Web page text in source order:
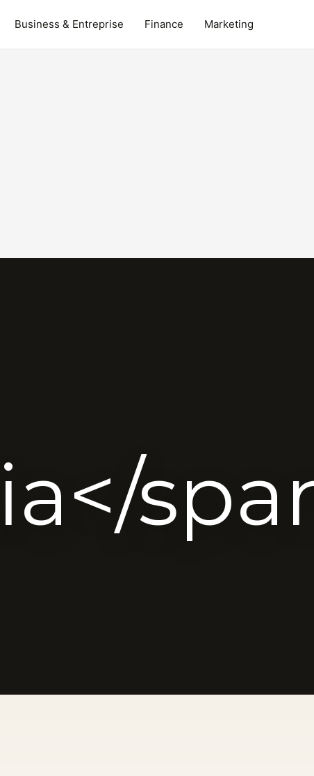
Business & Entreprise Finance Marketing